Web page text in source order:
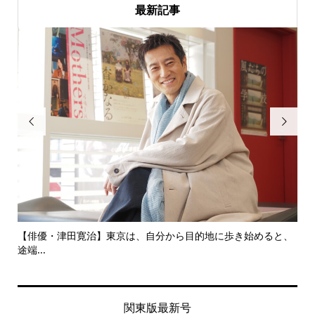
最新記事

【俳優・津田寛治】東京は、自分から目的地に歩き始めると、
途端...

関東版最新号